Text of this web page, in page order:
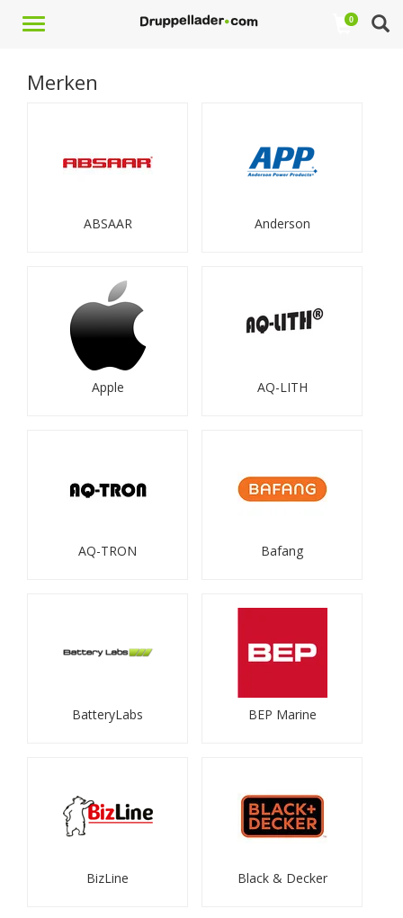
Toggle
0
Merken
ABSAAR Anderson
Apple AQ-LITH
AQ-TRON Bafang
BatteryLabs BEP Marine
BizLine Black & Decker